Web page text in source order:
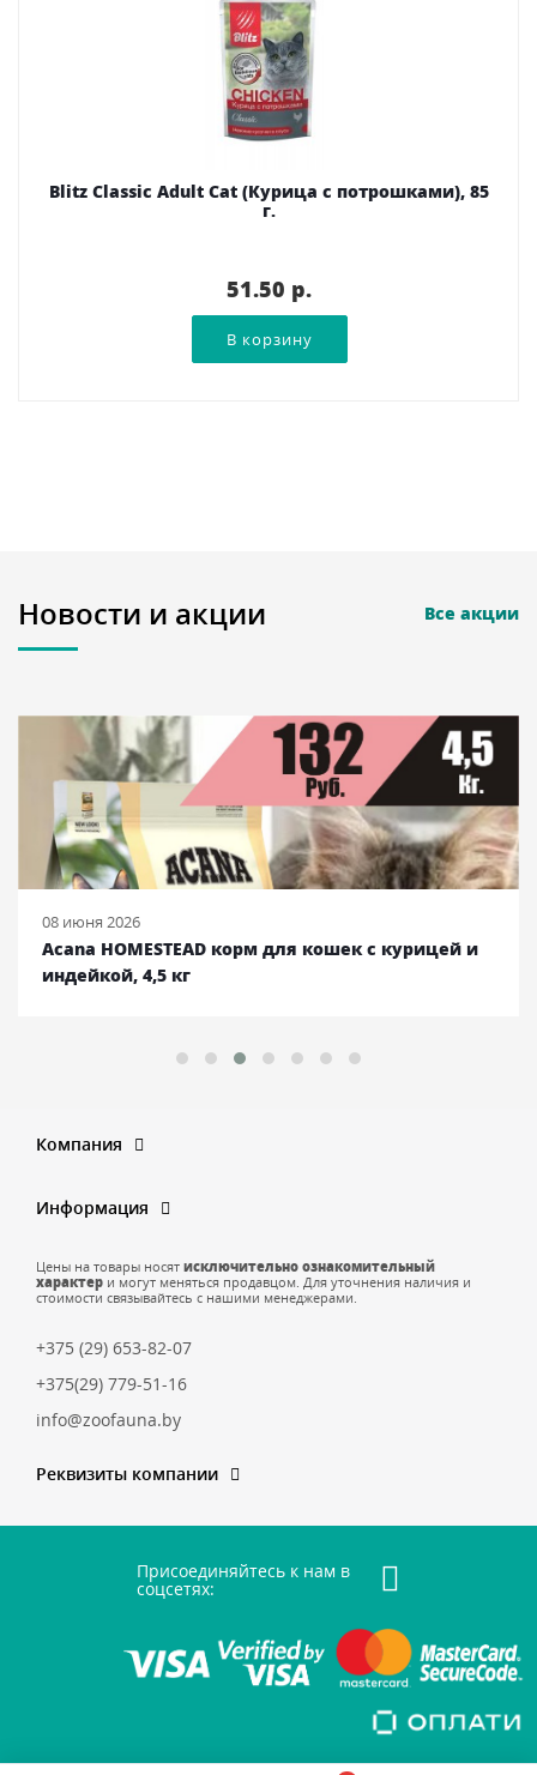
Blitz Classic Adult Cat (Курица с потрошками), 85
г.
51.50 p.
Новости и акции Все акции
08 июня 2026
Acana HOMESTEAD корм для кошек с курицей и
индейкой, 4,5 кг
Компания
Информация
Цены на товары носят исключительно ознакомительный
характер и могут меняться продавцом. Для уточнения наличия и
стоимости связывайтесь с нашими менеджерами.
+375 (29) 653-82-07
+375(29) 779-51-16
info@zoofauna.by
Реквизиты компании
Присоединяйтесь к нам в
соцсетях: